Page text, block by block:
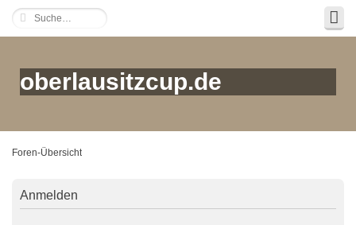
oberlausitzcup.de
Foren-Übersicht
Anmelden